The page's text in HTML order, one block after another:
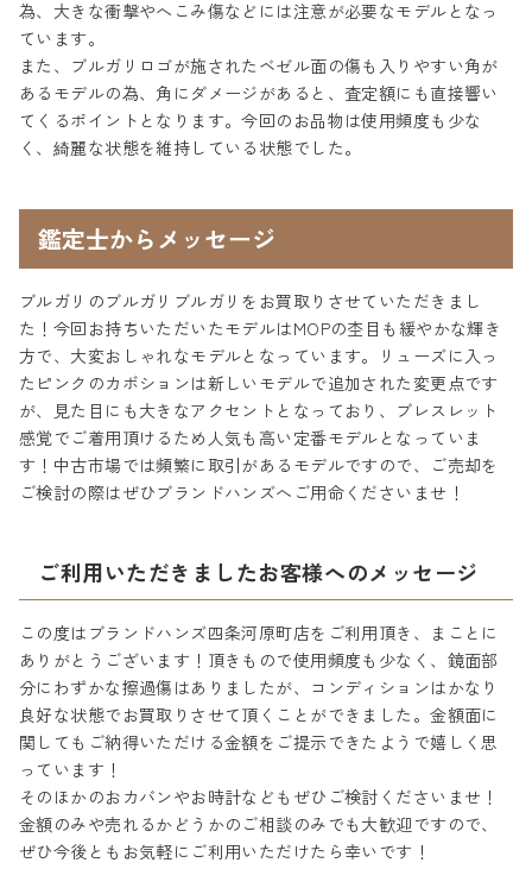
為、大きな衝撃やへこみ傷などには注意が必要なモデルとなっ
ています。
また、ブルガリロゴが施されたベゼル面の傷も入りやすい角が
あるモデルの為、角にダメージがあると、査定額にも直接響い
てくるポイントとなります。今回のお品物は使用頻度も少な
く、綺麗な状態を維持している状態でした。
鑑定士からメッセージ
ブルガリのブルガリブルガリをお買取りさせていただきまし
た！今回お持ちいただいたモデルはMOPの杢目も緩やかな輝き
方で、大変おしゃれなモデルとなっています。リューズに入っ
たピンクのカボションは新しいモデルで追加された変更点です
が、見た目にも大きなアクセントとなっており、ブレスレット
感覚でご着用頂けるため人気も高い定番モデルとなっていま
す！中古市場では頻繁に取引があるモデルですので、ご売却を
ご検討の際はぜひブランドハンズへご用命くださいませ！
ご利用いただきましたお客様へのメッセージ
この度はブランドハンズ四条河原町店をご利用頂き、まことに
ありがとうございます！頂きもので使用頻度も少なく、鏡面部
分にわずかな擦過傷はありましたが、コンディションはかなり
良好な状態でお買取りさせて頂くことができました。金額面に
関してもご納得いただける金額をご提示できたようで嬉しく思
っています！
そのほかのおカバンやお時計などもぜひご検討くださいませ！
金額のみや売れるかどうかのご相談のみでも大歓迎ですので、
ぜひ今後ともお気軽にご利用いただけたら幸いです！